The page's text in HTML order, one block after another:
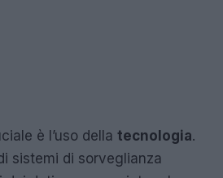
è l’uso della tecnologia.
sistemi di sorveglianza